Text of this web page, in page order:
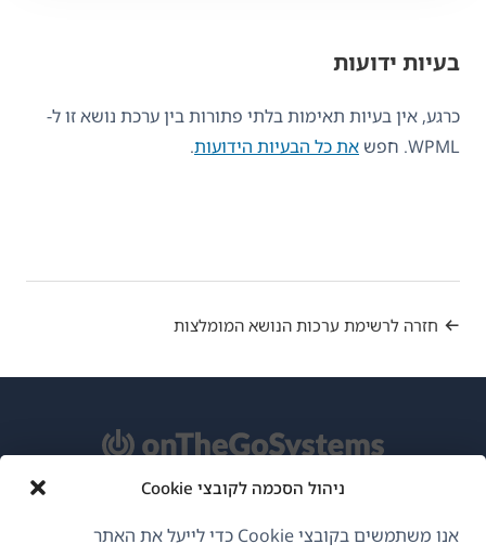
ניהול הסכמה לקובצי Cookie
אנו משתמשים בקובצי Cookie כדי לייעל את האתר
בעיות ידועות
כרגע, אין בעיות תאימות בלתי פתורות בין ערכת נושא זו ל-
WPML. חפש
את כל הבעיות הידועות.
חזרה לרשימת ערכות הנושא המומלצות